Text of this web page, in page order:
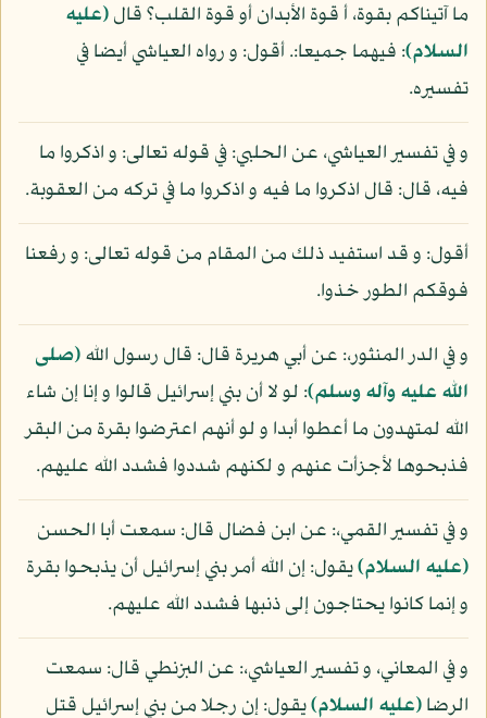
ما آتيناكم بقوة، أ قوة الأبدان أو قوة القلب؟ قال(عليه
السلام): فيهما جميعا:. أقول: و رواه العياشي أيضا في
تفسيره.
و في تفسير العياشي، عن الحلبي: في قوله تعالى: و اذكروا ما
فيه، قال: قال اذكروا ما فيه و اذكروا ما في تركه من العقوبة.
أقول: و قد استفيد ذلك من المقام من قوله تعالى: و رفعنا
فوقكم الطور خذوا.
و في الدر المنثور،: عن أبي هريرة قال: قال رسول الله(صلى
الله عليه وآله وسلم): لو لا أن بني إسرائيل قالوا و إنا إن شاء
الله لمتهدون ما أعطوا أبدا و لو أنهم اعترضوا بقرة من البقر
فذبحوها لأجزأت عنهم و لكنهم شددوا فشدد الله عليهم.
و في تفسير القمي،: عن ابن فضال قال: سمعت أبا الحسن
(عليه السلام)يقول: إن الله أمر بني إسرائيل أن يذبحوا بقرة
و إنما كانوا يحتاجون إلى ذنبها فشدد الله عليهم.
و في المعاني، و تفسير العياشي،: عن البزنطي قال: سمعت
الرضا(عليه السلام)يقول: إن رجلا من بني إسرائيل قتل